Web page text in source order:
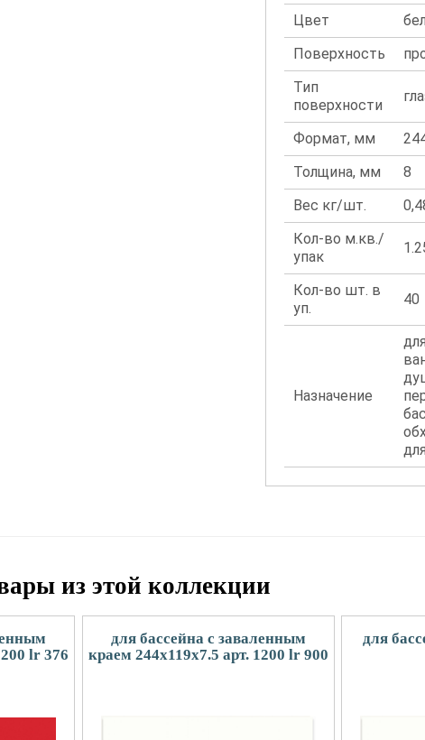
Цвет
Поверхность
Тип
поверхности
Формат, мм
Толщина, мм
8
Вес кг/шт.
Кол-во м.кв./
упак
Кол-во шт. в
уп.
40
Назначение
из этой коллекции
lr 376
для бассейна с заваленным
краем 244x119x7.5 арт. 1200 lr 900
для